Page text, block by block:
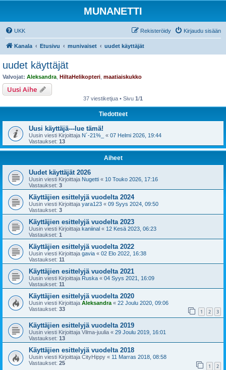
MUNANETTI
UKK Kirjaudu sisään
Rekisteröidy
Kanala Etusivu munivaiset uudet käyttäjät
uudet käyttäjät
Valvojat: Aleksandra HiltaHelikopteri maatiaiskukko
Uusi Aihe
37 viestiketjua • Sivu 1/1
Tiedotteet
Uusi käyttäjä---lue tämä!
Uusin viesti Kirjoittaja N´-21%_ « 07 Helmi 2026, 19:44
Vastaukset: 13
Aiheet
Uudet käyttäjät 2026
Uusin viesti Kirjoittaja Nugetti « 10 Touko 2026, 17:16
Vastaukset: 3
Käyttäjien esittelyjä vuodelta 2024
Uusin viesti Kirjoittaja yara123 « 09 Syys 2024, 09:50
Vastaukset: 3
Käyttäjien esittelyjä vuodelta 2023
Uusin viesti Kirjoittaja kaniinal « 12 Kesä 2023, 06:23
Vastaukset: 1
Käyttäjien esittelyjä vuodelta 2022
Uusin viesti Kirjoittaja gavia « 02 Elo 2022, 16:38
Vastaukset: 11
Käyttäjien esittelyjä vuodelta 2021
Uusin viesti Kirjoittaja Ruska « 04 Syys 2021, 16:09
Vastaukset: 11
Käyttäjien esittelyjä vuodelta 2020
Uusin viesti Kirjoittaja Aleksandra « 22 Joulu 2020, 09:06
Vastaukset: 33 1 2 3
Käyttäjien esittelyjä vuodelta 2019
Uusin viesti Kirjoittaja Vilma-juulia « 29 Joulu 2019, 16:01
Vastaukset: 13
Käyttäjien esittelyjä vuodelta 2018
Uusin viesti Kirjoittaja CityHippy « 11 Marras 2018, 08:58
Vastaukset: 25 1 2